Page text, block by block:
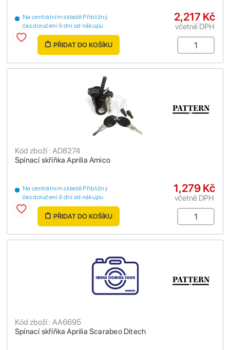
Na centrálním skladě Přibližný
čas doručení 9 dní od nákupu
2,217 Kč
včetně DPH
PŘIDAT DO KOŠÍKU
Spínací skříňka Aprilia Amico
Kód zboží : AD8274
Na centrálním skladě Přibližný
čas doručení 9 dní od nákupu
1,279 Kč
včetně DPH
PŘIDAT DO KOŠÍKU
Spínací skříňka Aprilia Scarabeo Ditech
Kód zboží : AA6695